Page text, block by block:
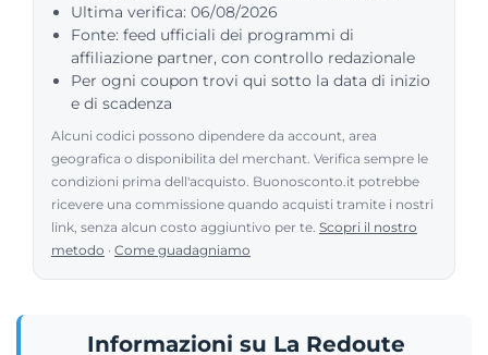
Ultima verifica: 06/08/2026
Fonte: feed ufficiali dei programmi di
affiliazione partner, con controllo redazionale
Per ogni coupon trovi qui sotto la data di inizio
e di scadenza
Alcuni codici possono dipendere da account, area
geografica o disponibilita del merchant. Verifica sempre le
condizioni prima dell'acquisto. Buonosconto.it potrebbe
ricevere una commissione quando acquisti tramite i nostri
link, senza alcun costo aggiuntivo per te. Scopri il nostro
metodo · Come guadagniamo
Informazioni su La Redoute